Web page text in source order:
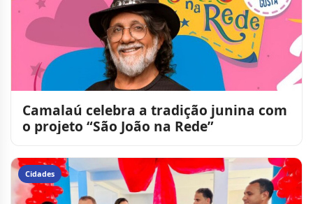
Camalaú celebra a tradição junina com
o projeto “São João na Rede”
Cidades